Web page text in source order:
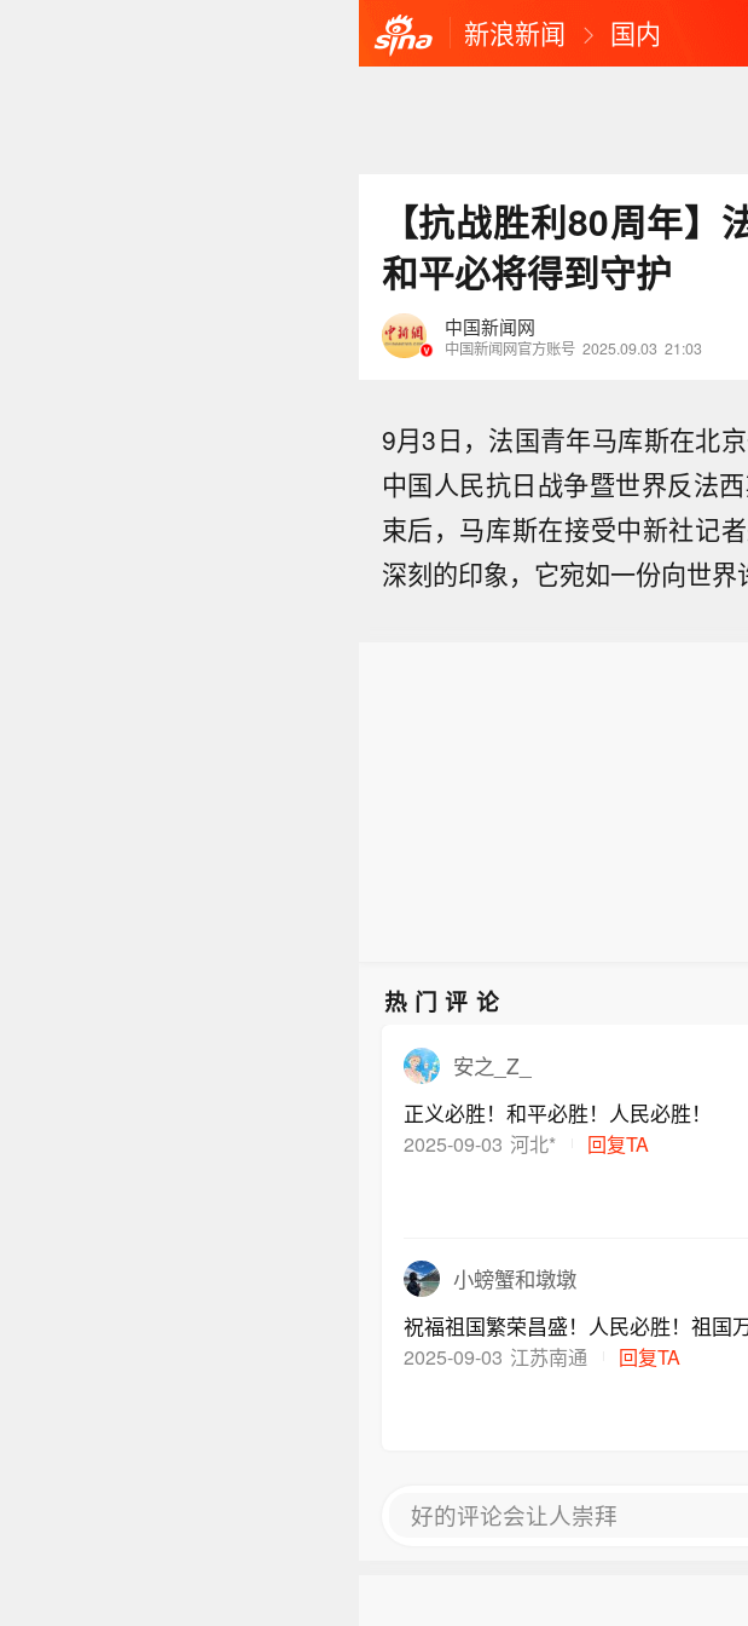
新浪新闻 国内
【抗战胜利80周年】
和平必将得到守护
中国新闻网
中国新闻网官方账号 2025.09.03 21:03
9月3日，法国青年马库斯在北
中国人民抗日战争暨世界反法
束后，马库斯在接受中新社记
深刻的印象，它宛如一份向世
热门评论
安之_Z_
正义必胜！和平必胜！人民必胜！
2025-09-03 河北* 回复TA
小螃蟹和墩墩
祝福祖国繁荣昌盛！人民必胜！祖国万
2025-09-03 江苏南通 回复TA
好的评论会让人崇拜